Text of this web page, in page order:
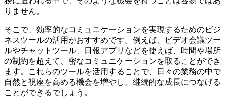
りません。
そこで、効率的なコミュニケーションを実現するためのビジ
ネスツールの活用がおすすめです。例えば、ビデオ会議ツー
ルやチャットツール、日報アプリなどを使えば、時間や場所
の制約を超えて、密なコミュニケーションを取ることができ
ます。これらのツールを活用することで、日々の業務の中で
自然と視座を高める機会を増やし、継続的な成長につなげる
ことができるでしょう。